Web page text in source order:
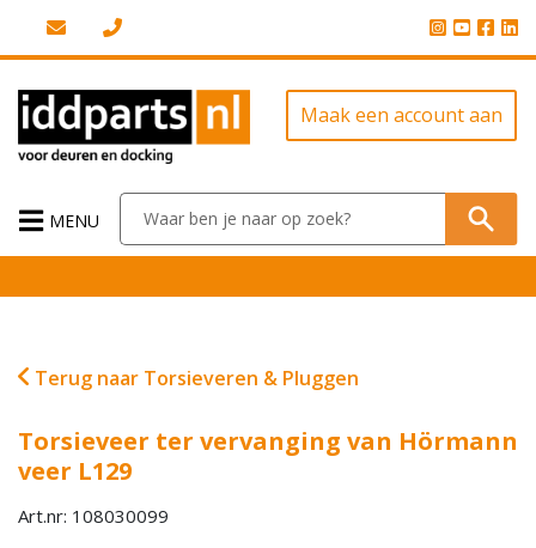
Maak een account aan
MENU
Terug naar Torsieveren & Pluggen
Torsieveer ter vervanging van Hörmann
veer L129
Art.nr: 108030099